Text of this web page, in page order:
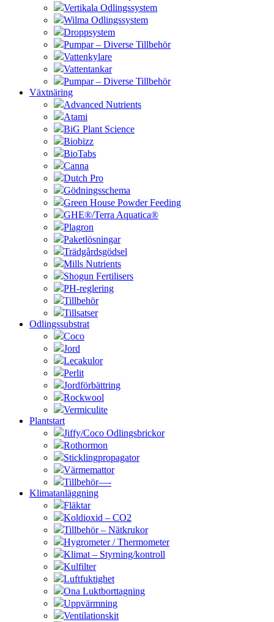
Vertikala Odlingssystem
Wilma Odlingssystem
Droppsystem
Pumpar – Diverse Tillbehör
Vattenkylare
Vattentankar
Pumpar – Diverse Tillbehör
Växtnäring
Advanced Nutrients
Atami
BiG Plant Science
Biobizz
BioTabs
Canna
Dutch Pro
Gödningsschema
Green House Powder Feeding
GHE®/Terra Aquatica®
Plagron
Paketlösningar
Trädgårdsgödsel
Mills Nutrients
Shogun Fertilisers
PH-reglering
Tillbehör
Tillsatser
Odlingssubstrat
Coco
Jord
Lecakulor
Perlit
Jordförbättring
Rockwool
Vermiculite
Plantstart
Jiffy/Coco Odlingsbrickor
Rothormon
Sticklingpropagator
Värmemattor
Tillbehör—-
Klimatanläggning
Fläktar
Koldioxid – CO2
Tillbehör – Nätkrukor
Hygrometer / Thermometer
Klimat – Styrning/kontroll
Kulfilter
Luftfuktighet
Ona Luktborttagning
Uppvärmning
Ventilationskit